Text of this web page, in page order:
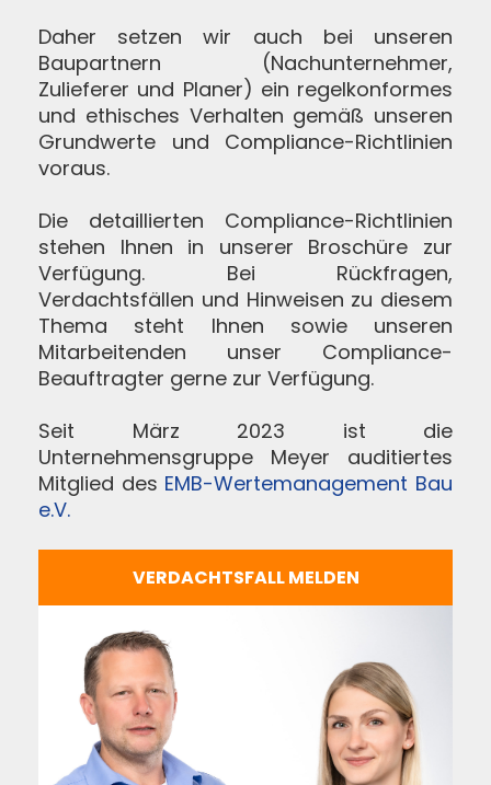
Daher setzen wir auch bei unseren
Baupartnern (Nachunternehmer,
Zulieferer und Planer) ein regelkonformes
und ethisches Verhalten gemäß unseren
Grundwerte und Compliance-Richtlinien
voraus.
Die detaillierten Compliance-Richtlinien
stehen Ihnen in unserer Broschüre zur
Verfügung. Bei Rückfragen,
Verdachtsfällen und Hinweisen zu diesem
Thema steht Ihnen sowie unseren
Mitarbeitenden unser Compliance-
Beauftragter gerne zur Verfügung.
Seit März 2023 ist die
Unternehmensgruppe Meyer auditiertes
Mitglied des EMB-Wertemanagement Bau
e.V.
VERDACHTSFALL MELDEN